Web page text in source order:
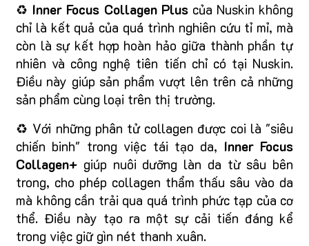
♻️ Inner Focus Collagen Plus của Nuskin không
chỉ là kết quả của quá trình nghiên cứu tỉ mỉ, mà
còn là sự kết hợp hoàn hảo giữa thành phần tự
nhiên và công nghệ tiên tiến chỉ có tại Nuskin.
Điều này giúp sản phẩm vượt lên trên cả những
sản phẩm cùng loại trên thị trường.
♻️ Với những phân tử collagen được coi là "siêu
chiến binh" trong việc tái tạo da, Inner Focus
Collagen+ giúp nuôi dưỡng làn da từ sâu bên
trong, cho phép collagen thẩm thấu sâu vào da
mà không cần trải qua quá trình phức tạp của cơ
thể. Điều này tạo ra một sự cải tiến đáng kể
trong việc giữ gìn nét thanh xuân.